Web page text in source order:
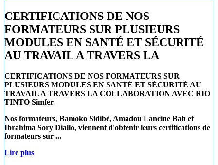
CERTIFICATIONS DE NOS
FORMATEURS SUR PLUSIEURS
MODULES EN SANTÉ ET SÉCURITÉ
AU TRAVAIL A TRAVERS LA
CERTIFICATIONS DE NOS FORMATEURS SUR
PLUSIEURS MODULES EN SANTÉ ET SÉCURITÉ AU
TRAVAIL A TRAVERS LA COLLABORATION AVEC RIO
TINTO Simfer.
Nos formateurs, Bamoko Sidibé, Amadou Lancine Bah et
Ibrahima Sory Diallo, viennent d'obtenir leurs certifications de
formateurs sur ...
Lire plus